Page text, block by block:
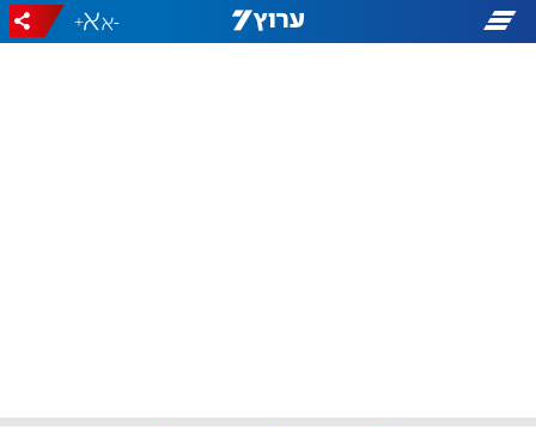
-
+